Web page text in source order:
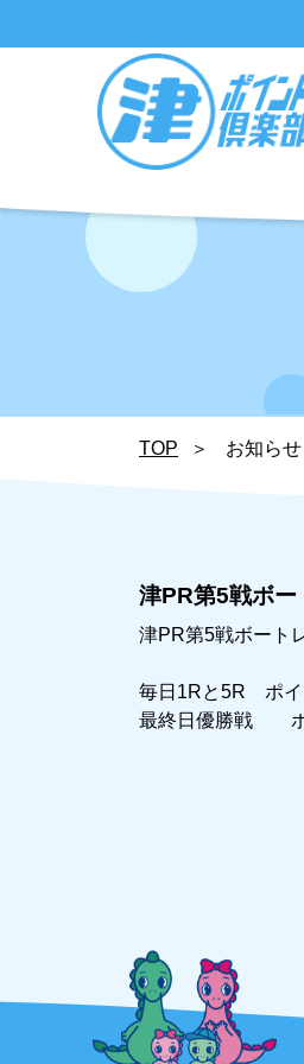
TOP お知らせ
津PR第5戦ボ
津PR第5戦ボート
毎日1Rと5R ポイ
最終日優勝戦